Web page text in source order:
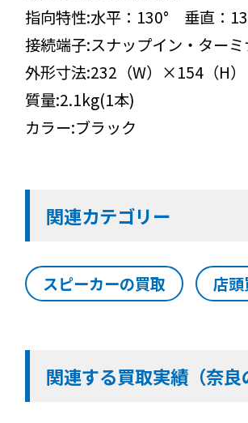
指向特性:水平：130° 垂直：
接続端子:スナップイン・ター
外形寸法:232（W）×154（H
質量:2.1kg(1本)
カラー:ブラック
関連カテゴリー
スピーカーの買取 店
関連する買取実績（奈